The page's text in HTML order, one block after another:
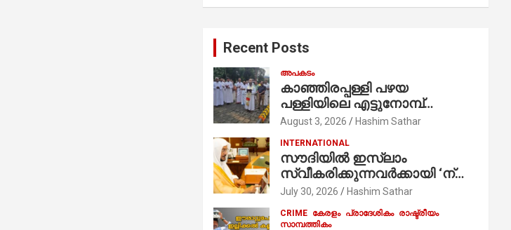
Recent Posts
അപകടം
കാഞ്ഞിരപ്പള്ളി പഴയ
പള്ളിയിലെ എട്ടുനോമ്പ്
ആചരണത്തിന്റെ ഭാഗമായുള്ള
ആർച്ച് പ്രീസ്റ്റ് വെരി. റവ.ഫാ.
കുര്യൻ താമരശ്ശേരി
നിർവഹിക്കുന്നു.
August 3, 2026 Hashim Sathar
INTERNATIONAL
സൗദിയില്‍ ഇസ്‌ലാം
സ്വീകരിക്കുന്നവര്‍ക്കായി ‘ന്യൂ
മുസ്ലിം’ ഡിജിറ്റല്‍ കാര്‍ഡ്
സേവനം ആരംഭിച്ചു
July 30, 2026 Hashim Sathar
CRIME കേരളം പ്രാദേശികം രാഷ്ട്രീയം
സാമ്പത്തികം